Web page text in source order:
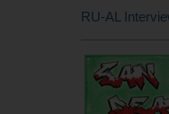
RU-AL